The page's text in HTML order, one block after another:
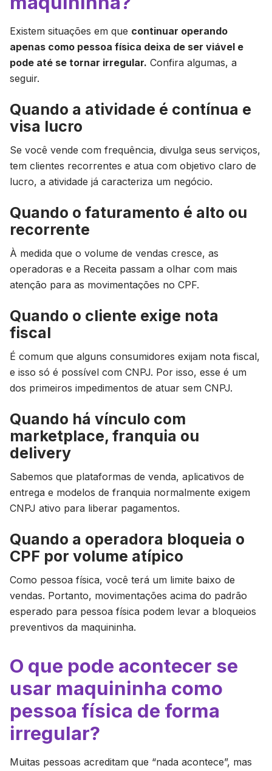
Existem situações em que continuar operando
apenas como pessoa física deixa de ser viável e
pode até se tornar irregular. Confira algumas, a
seguir.
Quando a atividade é contínua e
visa lucro
Se você vende com frequência, divulga seus serviços,
tem clientes recorrentes e atua com objetivo claro de
lucro, a atividade já caracteriza um negócio.
Quando o faturamento é alto ou
recorrente
À medida que o volume de vendas cresce, as
operadoras e a Receita passam a olhar com mais
atenção para as movimentações no CPF.
Quando o cliente exige nota
fiscal
É comum que alguns consumidores exijam nota fiscal,
e isso só é possível com CNPJ. Por isso, esse é um
dos primeiros impedimentos de atuar sem CNPJ.
Quando há vínculo com
marketplace, franquia ou
delivery
Sabemos que plataformas de venda, aplicativos de
entrega e modelos de franquia normalmente exigem
CNPJ ativo para liberar pagamentos.
Quando a operadora bloqueia o
CPF por volume atípico
Como pessoa física, você terá um limite baixo de
vendas. Portanto, movimentações acima do padrão
esperado para pessoa física podem levar a bloqueios
preventivos da maquininha.
O que pode acontecer se
usar maquininha como
pessoa física de forma
irregular?
Muitas pessoas acreditam que “nada acontece”, mas